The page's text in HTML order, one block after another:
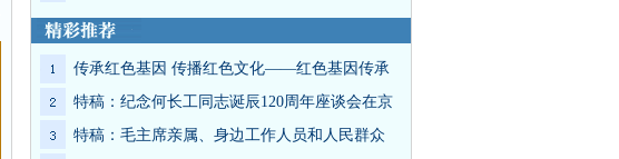
传承红色基因 传播红色文化——红色基因传承
特稿：纪念何长工同志诞辰120周年座谈会在京
特稿：毛主席亲属、身边工作人员和人民群众